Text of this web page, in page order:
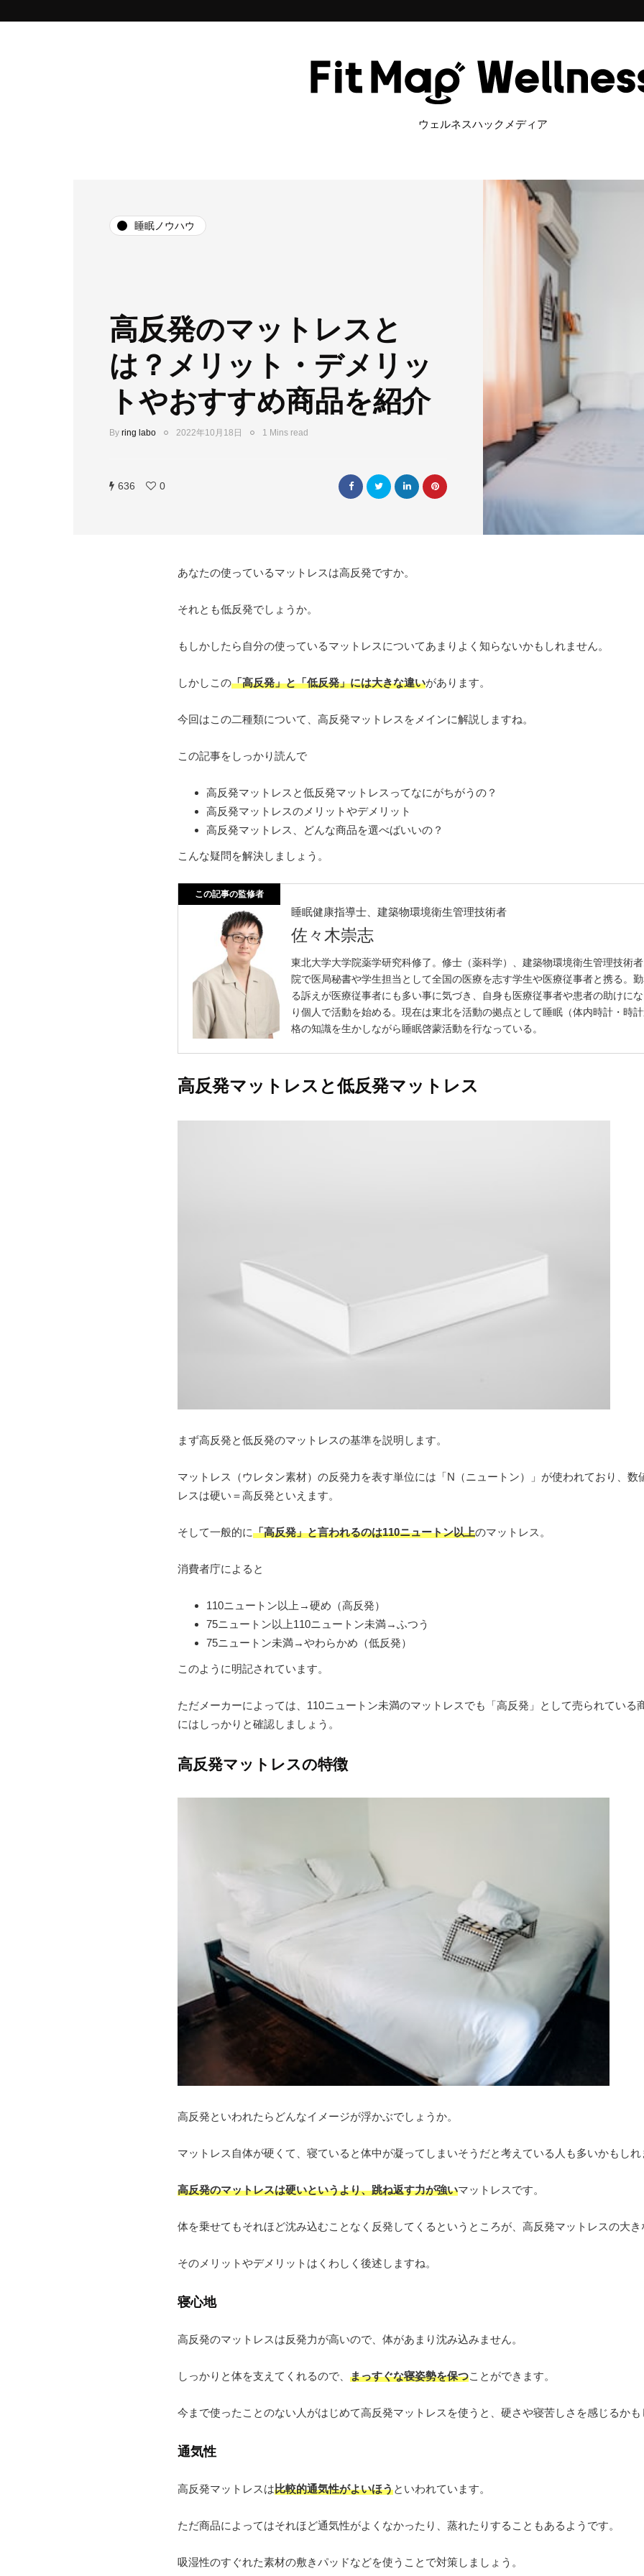
ウェルネスハックメディア
睡眠ノウハウ
高反発のマットレスと
は？メリット・デメリッ
トやおすすめ商品を紹介
By ring labo 2022年10月18日 1 Mins read
636 0
あなたの使っているマットレスは高反発ですか。
それとも低反発でしょうか。
もしかしたら自分の使っているマットレスについてあまりよく知らないかもしれません。
しかしこの「高反発」と「低反発」には大きな違いがあります。
今回はこの二種類について、高反発マットレスをメインに解説しますね。
この記事をしっかり読んで
高反発マットレスと低反発マットレスってなにがちがうの？
高反発マットレスのメリットやデメリット
高反発マットレス、どんな商品を選べばいいの？
こんな疑問を解決しましょう。
この記事の監修者
睡眠健康指導士、建築物環境衛生管理技術者
佐々木崇志
東北大学大学院薬学研究科修了。修士（薬科学）、建築物環境衛生管理技術
院で医局秘書や学生担当として全国の医療を志す学生や医療従事者と携る。
る訴えが医療従事者にも多い事に気づき、自身も医療従事者や患者の助けに
り個人で活動を始める。現在は東北を活動の拠点として睡眠（体内時計・時
格の知識を生かしながら睡眠啓蒙活動を行なっている。
高反発マットレスと低反発マットレス
まず高反発と低反発のマットレスの基準を説明します。
マットレス（ウレタン素材）の反発力を表す単位には「N（ニュートン）」が使われており、数
レスは硬い＝高反発といえます。
そして一般的に「高反発」と言われるのは110ニュートン以上のマットレス。
消費者庁によると
110ニュートン以上→硬め（高反発）
75ニュートン以上110ニュートン未満→ふつう
75ニュートン未満→やわらかめ（低反発）
このように明記されています。
ただメーカーによっては、110ニュートン未満のマットレスでも「高反発」として売られている
にはしっかりと確認しましょう。
高反発マットレスの特徴
高反発といわれたらどんなイメージが浮かぶでしょうか。
マットレス自体が硬くて、寝ていると体中が凝ってしまいそうだと考えている人も多いかもしれ
高反発のマットレスは硬いというより、跳ね返す力が強いマットレスです。
体を乗せてもそれほど沈み込むことなく反発してくるというところが、高反発マットレスの大き
そのメリットやデメリットはくわしく後述しますね。
寝心地
高反発のマットレスは反発力が高いので、体があまり沈み込みません。
しっかりと体を支えてくれるので、 まっすぐな寝姿勢を保つことができます。
今まで使ったことのない人がはじめて高反発マットレスを使うと、硬さや寝苦しさを感じるかも
通気性
高反発マットレスは比較的通気性がよいほうといわれています。
ただ商品によってはそれほど通気性がよくなかったり、蒸れたりすることもあるようです。
吸湿性のすぐれた素材の敷きパッドなどを使うことで対策しましょう。